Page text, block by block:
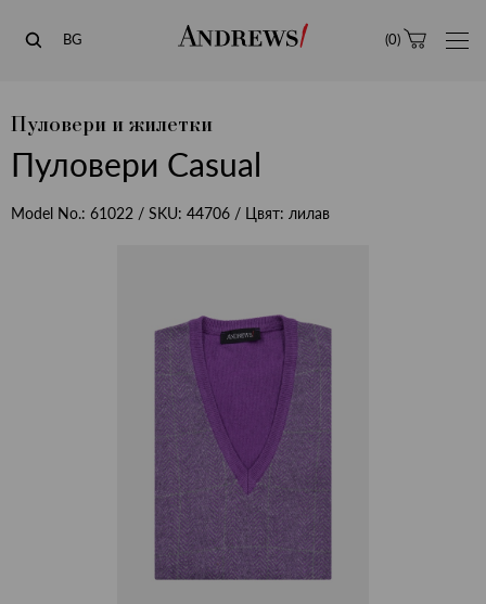
Andrews
BG (0)
Пуловери и жилетки
Пуловери Casual
Model No.: 61022 / SKU: 44706 / Цвят: лилав